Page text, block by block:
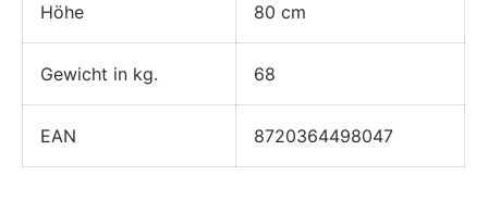
Höhe 80 cm
Gewicht in kg. 68
EAN 8720364498047